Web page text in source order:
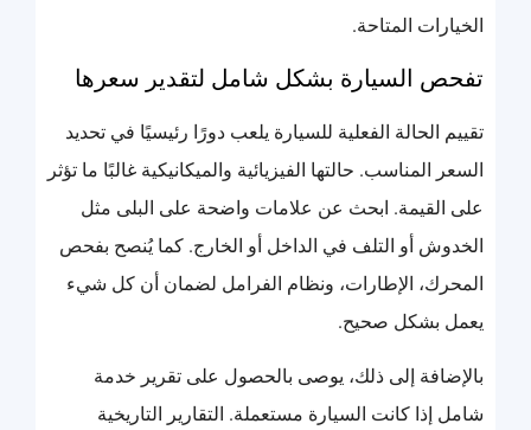
الخيارات المتاحة.
تفحص السيارة بشكل شامل لتقدير سعرها
تقييم الحالة الفعلية للسيارة يلعب دورًا رئيسيًا في تحديد
السعر المناسب. حالتها الفيزيائية والميكانيكية غالبًا ما تؤثر
على القيمة. ابحث عن علامات واضحة على البلى مثل
الخدوش أو التلف في الداخل أو الخارج. كما يُنصح بفحص
المحرك، الإطارات، ونظام الفرامل لضمان أن كل شيء
يعمل بشكل صحيح.
بالإضافة إلى ذلك، يوصى بالحصول على تقرير خدمة
شامل إذا كانت السيارة مستعملة. التقارير التاريخية